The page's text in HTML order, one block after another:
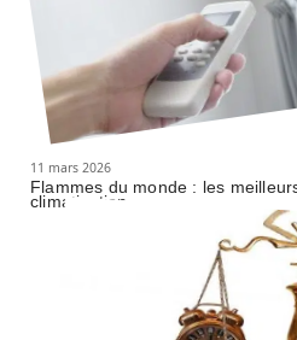
11 mars 2026
Flammes du monde : les
climatisation